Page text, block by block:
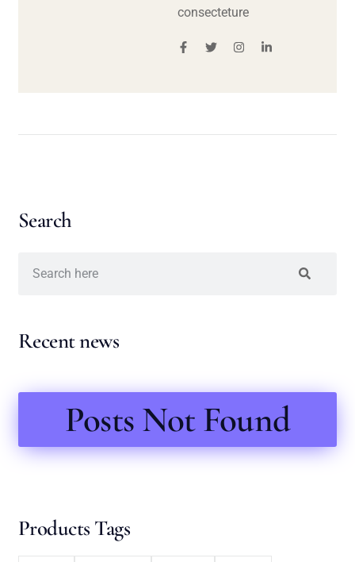
consecteture
Search
Recent news
Posts Not Found
Products Tags